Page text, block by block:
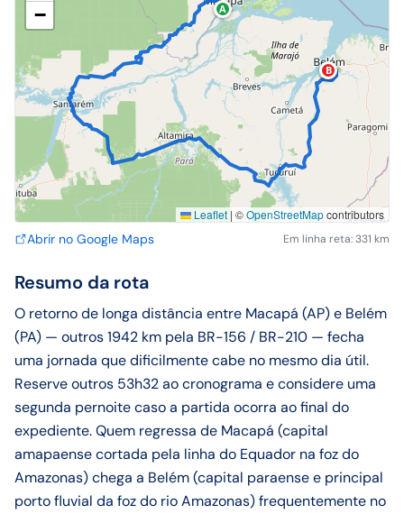
A
B
−
Leaflet | ©OpenStreetMapcontributors
Abrir no Google Maps Em linha reta: 331 km
Resumo da rota
O retorno de longa distância entre Macapá (AP) e Belém
(PA) — outros 1942 km pela BR-156 / BR-210 — fecha
uma jornada que dificilmente cabe no mesmo dia útil.
Reserve outros 53h32 ao cronograma e considere uma
segunda pernoite caso a partida ocorra ao final do
expediente. Quem regressa de Macapá (capital
amapaense cortada pela linha do Equador na foz do
Amazonas) chega a Belém (capital paraense e principal
porto fluvial da foz do rio Amazonas) frequentemente no